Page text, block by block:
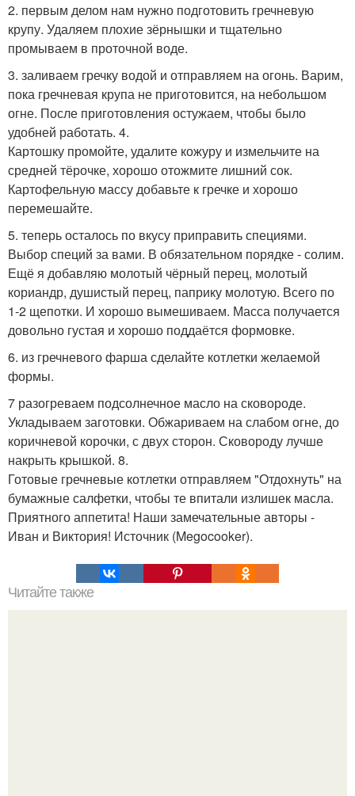
2. первым делом нам нужно подготовить гречневую
крупу. Удаляем плохие зёрнышки и тщательно
промываем в проточной воде.
3. заливаем гречку водой и отправляем на огонь. Варим,
пока гречневая крупа не приготовится, на небольшом
огне. После приготовления остужаем, чтобы было
удобней работать. 4.
Картошку промойте, удалите кожуру и измельчите на
средней тёрочке, хорошо отожмите лишний сок.
Картофельную массу добавьте к гречке и хорошо
перемешайте.
5. теперь осталось по вкусу приправить специями.
Выбор специй за вами. В обязательном порядке - солим.
Ещё я добавляю молотый чёрный перец, молотый
кориандр, душистый перец, паприку молотую. Всего по
1-2 щепотки. И хорошо вымешиваем. Масса получается
довольно густая и хорошо поддаётся формовке.
6. из гречневого фарша сделайте котлетки желаемой
формы.
7 разогреваем подсолнечное масло на сковороде.
Укладываем заготовки. Обжариваем на слабом огне, до
коричневой корочки, с двух сторон. Сковороду лучше
накрыть крышкой. 8.
Готовые гречневые котлетки отправляем "Отдохнуть" на
бумажные салфетки, чтобы те впитали излишек масла.
Приятного аппетита! Наши замечательные авторы -
Иван и Виктория! Источник (Megocooker).
Читайте также